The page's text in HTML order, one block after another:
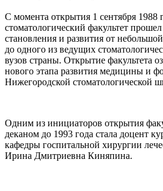
С момента открытия 1 сентября 1988
стоматологический факультет
становления и развития от
до одного из ведущих
вузов страны. Открытие факультета
нового этапа развития медицины и
Нижегородской стоматологической
Одним из инициаторов открытия
деканом до 1993 года стала доцент
кафедры госпитальной хирургии
Ирина Дмитриевна Киняпина.